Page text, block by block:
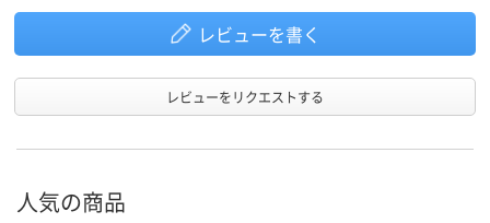
レビューを書く
レビューをリクエストする
人気の商品